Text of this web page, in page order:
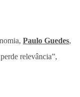
Paulo Guedes,
relevância”,